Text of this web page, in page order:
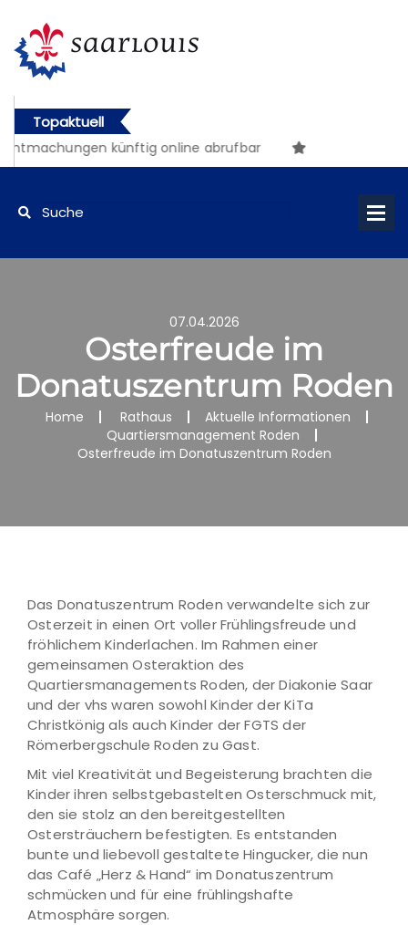
Topaktuell
künftig online abrufbar
07.04.2026
Osterfreude im
Donatuszentrum Roden
Home Rathaus
Aktuelle Informationen
Quartiersmanagement Roden
Osterfreude im Donatuszentrum Roden
Das Donatuszentrum Roden verwandelte sich zur
Osterzeit in einen Ort voller Frühlingsfreude und
fröhlichem Kinderlachen. Im Rahmen einer
gemeinsamen Osteraktion des
Quartiersmanagements Roden, der Diakonie Saar
und der vhs waren sowohl Kinder der KiTa
Christkönig als auch Kinder der FGTS der
Römerbergschule Roden zu Gast.
Mit viel Kreativität und Begeisterung brachten die
Kinder ihren selbstgebastelten Osterschmuck mit,
den sie stolz an den bereitgestellten
Ostersträuchern befestigten. Es entstanden
bunte und liebevoll gestaltete Hingucker, die nun
das Café „Herz & Hand“ im Donatuszentrum
schmücken und für eine frühlingshafte
Atmosphäre sorgen.